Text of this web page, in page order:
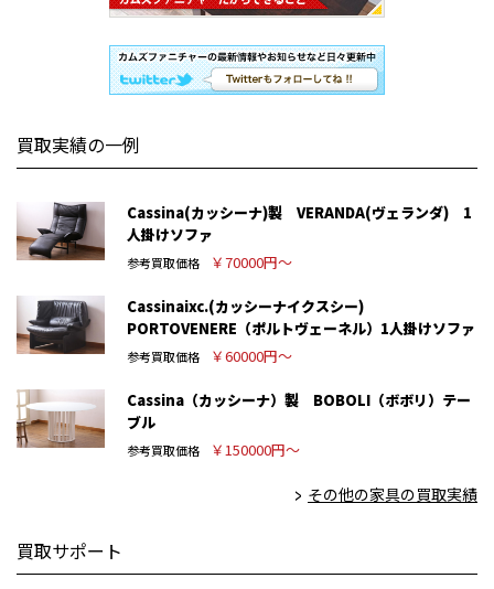
買取実績の一例
Cassina(カッシーナ)製 VERANDA(ヴェランダ) 1
人掛けソファ
参考買取価格 ￥70000円～
Cassinaixc.(カッシーナイクスシー)
PORTOVENERE（ポルトヴェーネル）1人掛けソファ
参考買取価格 ￥60000円～
Cassina（カッシーナ）製 BOBOLI（ボボリ）テー
ブル
参考買取価格 ￥150000円～
その他の家具の買取実績
買取サポート